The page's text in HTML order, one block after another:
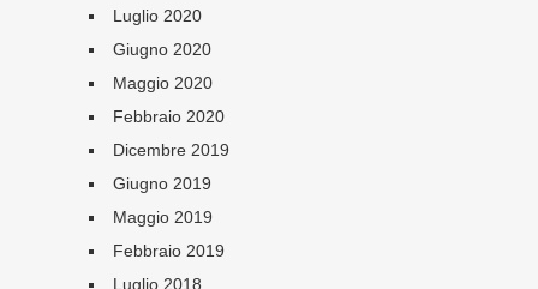
Luglio 2020
Giugno 2020
Maggio 2020
Febbraio 2020
Dicembre 2019
Giugno 2019
Maggio 2019
Febbraio 2019
Luglio 2018